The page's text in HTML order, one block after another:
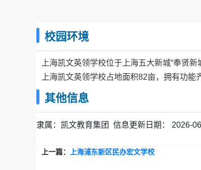
......
校园环境
上海凯文英领学校位于上海五大新城“奉贤
上海凯文英领学校占地面积82亩，拥有功
其他信息
隶属： 凯文教育集团 信息更新日期： 2026-
上一篇： 上海浦东新区民办宏文学校